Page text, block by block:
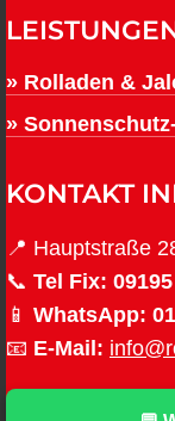
» Rolladen &
»
KONTAKT
📍 Hauptstraße
📞 Tel Fix:
📱 WhatsApp:
📧 E-Mail: